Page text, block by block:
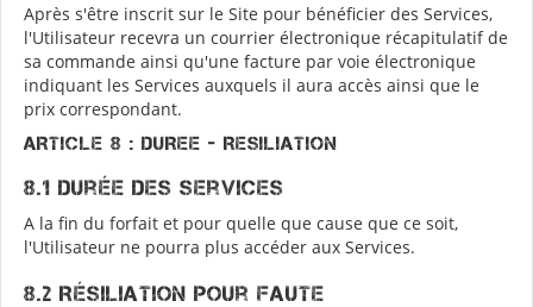
Après s'être inscrit sur le Site pour bénéficier des Services,
l'Utilisateur recevra un courrier électronique récapitulatif de
sa commande ainsi qu'une facture par voie électronique
indiquant les Services auxquels il aura accès ainsi que le
prix correspondant.
ARTICLE 8 : DUREE - RESILIATION
8.1 Durée des Services
A la fin du forfait et pour quelle que cause que ce soit,
l'Utilisateur ne pourra plus accéder aux Services.
8.2 Résiliation pour faute